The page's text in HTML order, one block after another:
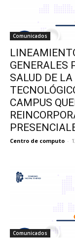
Comunicados
GENERALES
SALUD DE
CAMPUS
Centro de computo -
Comunicados